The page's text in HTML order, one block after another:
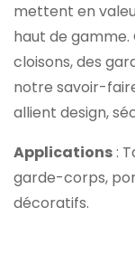
mettent en
haut de gamme.
cloisons, des
notre savoir-
allient design,
Applications:
garde-corps,
décoratifs.